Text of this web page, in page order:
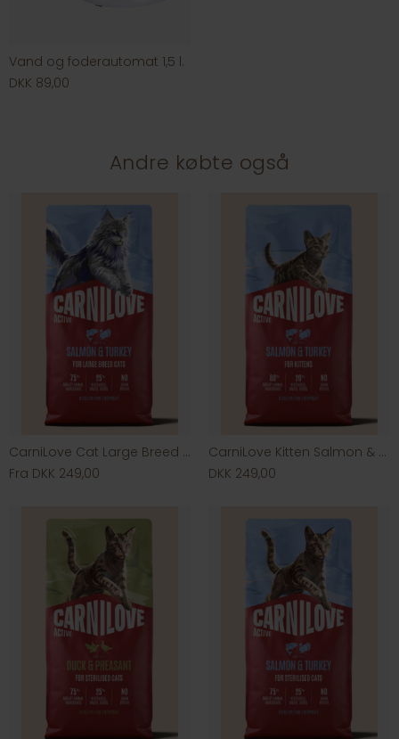
Vand og foderautomat 1,5 l.
DKK 89,00
Andre købte også
CarniLove Cat Large Breed Salmon & Turkey
Fra DKK 249,00
CarniLove Kitten Salmon & Turkey
DKK 249,00